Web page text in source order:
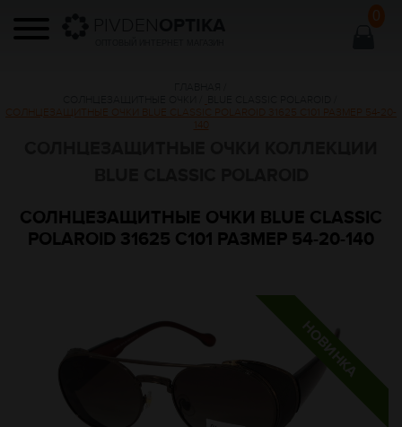
0
СОЛНЦЕЗАЩИТНЫЕ ОЧКИ BLUE CLASSIC POLAROID 31625 C101 РАЗМЕР 54-20-
140
СОЛНЦЕЗАЩИТНЫЕ ОЧКИ BLUE CLASSIC
POLAROID 31625 C101 РАЗМЕР 54-20-140